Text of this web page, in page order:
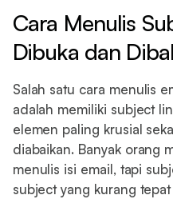
Cara Menulis
Dibuka dan
Salah satu cara menulis
adalah memiliki subject
elemen paling krusial
diabaikan. Banyak orang
menulis isi email, tapi
subject yang kurang